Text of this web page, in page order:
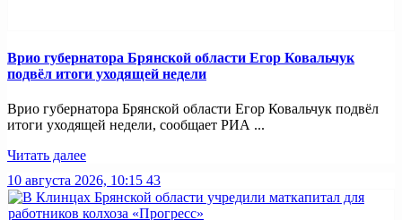
Врио губернатора Брянской области Егор Ковальчук
подвёл итоги уходящей недели
Врио губернатора Брянской области Егор Ковальчук подвёл
итоги уходящей недели, сообщает РИА ...
Читать далее
10 августа 2026, 10:15 43